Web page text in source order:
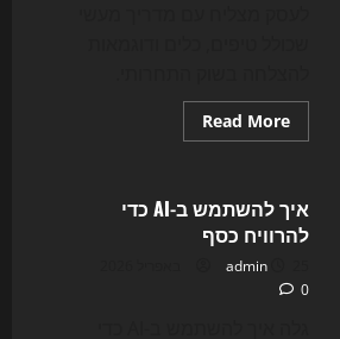
Read More
more
רעיון
דיגיטלי
Uncategorized
איך להשתמש ב-AI כדי
להרוויח כסף
admin
0